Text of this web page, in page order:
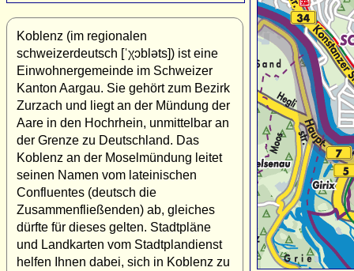
Koblenz (im regionalen
schweizerdeutsch [ˈχɔbləts]) ist eine
Einwohnergemeinde im Schweizer
Kanton Aargau. Sie gehört zum Bezirk
Zurzach und liegt an der Mündung der
Aare in den Hochrhein, unmittelbar an
der Grenze zu Deutschland. Das
Koblenz an der Moselmündung leitet
seinen Namen vom lateinischen
Confluentes (deutsch die
Zusammenfließenden) ab, gleiches
dürfte für dieses gelten. Stadtpläne
und Landkarten vom Stadtplandienst
helfen Ihnen dabei, sich in Koblenz zu